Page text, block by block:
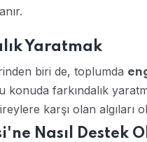
Yaratmak
biri de, toplumda
konuda farkındalık
karşı olan algıları
Nasıl Destek